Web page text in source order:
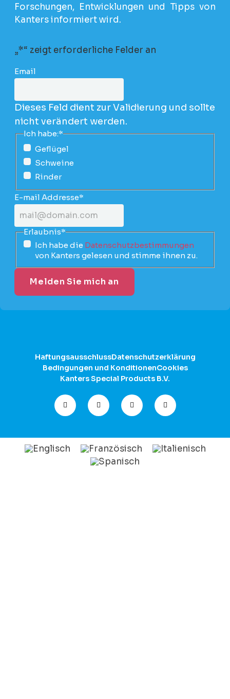
Forschungen, Entwicklungen und Tipps von
Kanters informiert wird.
„*“ zeigt erforderliche Felder an
Email
Dieses Feld dient zur Validierung und sollte
nicht verändert werden.
Ich habe:*
Geflügel
Schweine
Rinder
E-mail Addresse*
Erlaubnis*
Ich habe die Datenschutzbestimmungen
von Kanters gelesen und stimme ihnen zu.
HaftungsausschlussDatenschutzerklärung
Bedingungen und KonditionenCookies
Kanters Special Products B.V.